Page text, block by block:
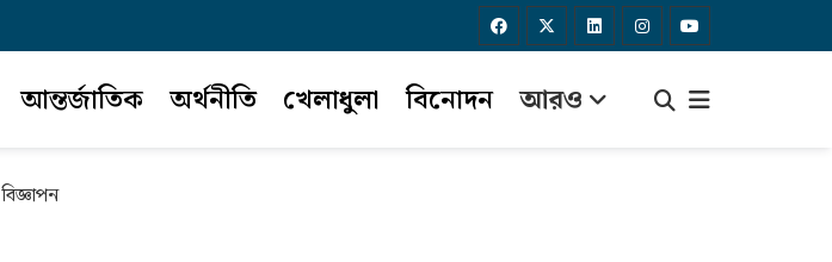
আন্তর্জাতিক অর্থনীতি খেলাধুলা বিনোদন আরও
বিজ্ঞাপন